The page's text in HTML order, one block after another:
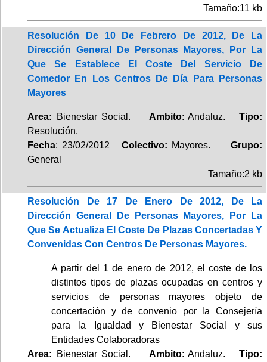
Tamaño:11 kb
Resolución De 10 De Febrero De 2012, De La
Dirección General De Personas Mayores, Por La
Que Se Establece El Coste Del Servicio De
Comedor En Los Centros De Día Para Personas
Mayores
Area: Bienestar Social. Ambito: Andaluz.Tipo:
Resolución.
Fecha: 23/02/2012 Colectivo: Mayores.
Grupo:
General
Tamaño:2 kb
Resolución De 17 De Enero De 2012, De La
Dirección General De Personas Mayores, Por La
Que Se Actualiza El Coste De Plazas Concertadas Y
Convenidas Con Centros De Personas Mayores.
A partir del 1 de enero de 2012, el coste de los
distintos tipos de plazas ocupadas en centros y
servicios de personas mayores objeto de
concertación y de convenio por la Consejería
para la Igualdad y Bienestar Social y sus
Entidades Colaboradoras
Area: Bienestar Social. Ambito: Andaluz.Tipo: